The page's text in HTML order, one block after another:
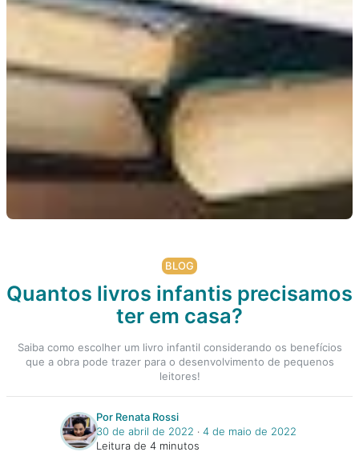
BLOG
Quantos livros infantis precisamos
ter em casa?
Saiba como escolher um livro infantil considerando os benefícios
que a obra pode trazer para o desenvolvimento de pequenos
leitores!
Por Renata Rossi
30 de abril de 2022 ‧ 4 de maio de 2022
Leitura de 4 minutos